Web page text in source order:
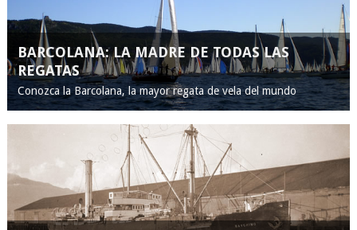
BARCOLANA: LA MADRE DE TODAS LAS
REGATAS
Conozca la Barcolana, la mayor regata de vela del mundo